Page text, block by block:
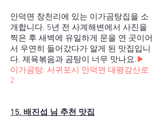
안덕면 창천리에 있는 이가곰탕집을 소
개합니다. 5년 전 사계해변에서 사진을
찍은 후 새벽에 유일하게 문을 연 곳이어
서 우연히 들어갔다가 알게 된 맛집입니
다. 제육볶음과 곰탕이 너무 맛나요.▶
이가곰탕: 서귀포시 안덕면 대평감산로
2
15. 배진섭 님 추천 맛집